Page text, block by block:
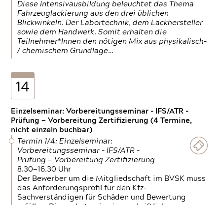
Diese Intensivausbildung beleuchtet das Thema
Fahrzeuglackierung aus den drei üblichen
Blickwinkeln. Der Labortechnik, dem Lackhersteller
sowie dem Handwerk. Somit erhalten die
Teilnehmer*Innen den nötigen Mix aus physikalisch-
/ chemischem Grundlage…
14
Einzelseminar: Vorbereitungsseminar - IFS/ATR -
Prüfung — Vorbereitung Zertifizierung (4 Termine,
nicht einzeln buchbar)
Termin 1/4: Einzelseminar:
Vorbereitungsseminar - IFS/ATR -
Prüfung — Vorbereitung Zertifizierung
8.30—16.30 Uhr
Der Bewerber um die Mitgliedschaft im BVSK muss
das Anforderungsprofil für den Kfz-
Sachverständigen für Schäden und Bewertung